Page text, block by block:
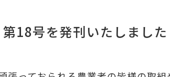
第18号を発刊いたしました